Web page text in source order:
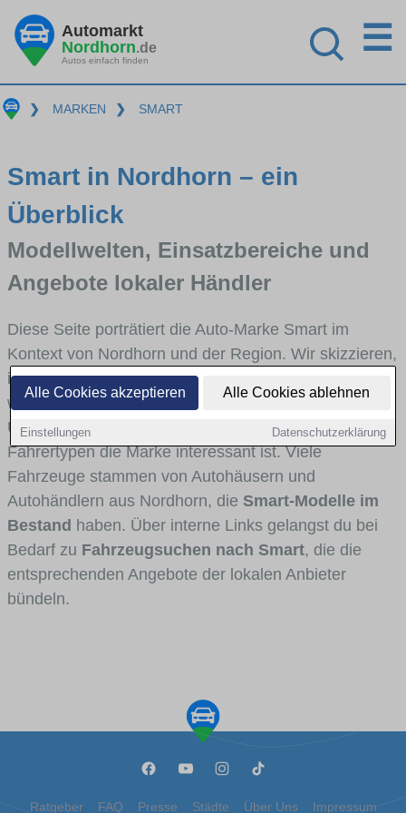
Alle Cookies akzeptieren Alle Cookies ablehnen
Einstellungen Datenschutzerklärung
Automarkt
Nordhorn.de
Autos einfach finden
☰
❯ MARKEN ❯ SMART
Smart in Nordhorn – ein
Überblick
Modellwelten, Einsatzbereiche und
Angebote lokaler Händler
Diese Seite porträtiert die Auto-Marke Smart im
Kontext von Nordhorn und der Region. Wir skizzieren,
in welchen Fahrzeugklassen Smart stark vertreten ist,
welche Modellreihen häufig im Stadt- und
Umlandverkehr zu sehen sind und für welche
Fahrertypen die Marke interessant ist. Viele
Fahrzeuge stammen von Autohäusern und
Autohändlern aus Nordhorn, die Smart-Modelle im
Bestand haben. Über interne Links gelangst du bei
Bedarf zu Fahrzeugsuchen nach Smart, die die
entsprechenden Angebote der lokalen Anbieter
bündeln.
Ratgeber FAQ Presse Städte Über Uns Impressum